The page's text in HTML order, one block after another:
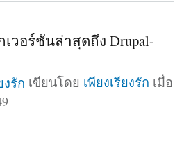
วอร์ชันล่าสุดถึง Drupal-
เขียนโดย เพียงเรียงรัก เมื่อ